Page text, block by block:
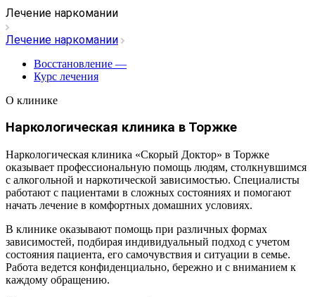
Лечение наркомании
Лечение наркомании
Восстановление —
Курс лечения
О клинике
Наркологическая клиника в Торжке
Наркологическая клиника «Скорый Доктор» в Торжке
оказывает профессиональную помощь людям, столкнувшимся
с алкогольной и наркотической зависимостью. Специалисты
работают с пациентами в сложных состояниях и помогают
начать лечение в комфортных домашних условиях.
В клинике оказывают помощь при различных формах
зависимостей, подбирая индивидуальный подход с учетом
состояния пациента, его самочувствия и ситуации в семье.
Работа ведется конфиденциально, бережно и с вниманием к
каждому обращению.